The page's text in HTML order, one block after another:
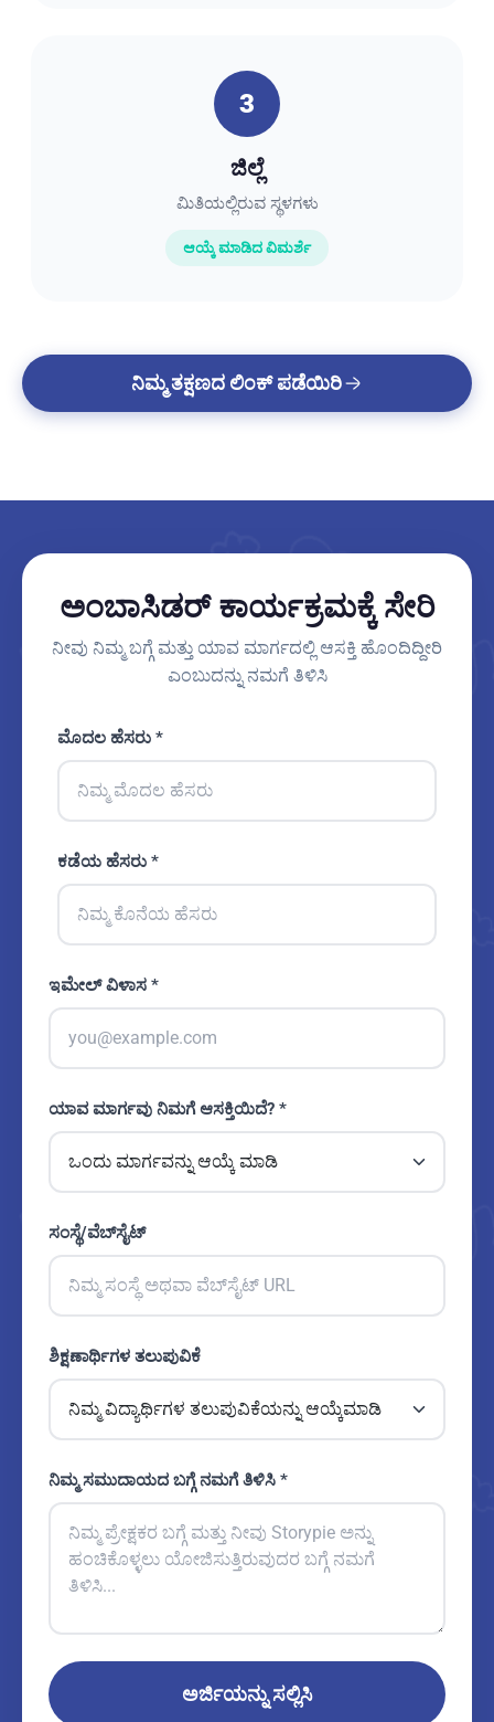
3
ಜಿಲ್ಲೆ
ಮಿತಿಯಲ್ಲಿರುವ ಸ್ಥಳಗಳು
ಆಯ್ಕೆ ಮಾಡಿದ ವಿಮರ್ಶೆ
ನಿಮ್ಮ ತಕ್ಷಣದ ಲಿಂಕ್ ಪಡೆಯಿರಿ
ಅಂಬಾಸಿಡರ್ ಕಾರ್ಯಕ್ರಮಕ್ಕೆ ಸೇರಿ
ನೀವು ನಿಮ್ಮ ಬಗ್ಗೆ ಮತ್ತು ಯಾವ ಮಾರ್ಗದಲ್ಲಿ ಆಸಕ್ತಿ ಹೊಂದಿದ್ದೀರಿ
ಎಂಬುದನ್ನು ನಮಗೆ ತಿಳಿಸಿ
ಮೊದಲ ಹೆಸರು *
ಕಡೆಯ ಹೆಸರು *
ಇಮೇಲ್ ವಿಳಾಸ *
ಯಾವ ಮಾರ್ಗವು ನಿಮಗೆ ಆಸಕ್ತಿಯಿದೆ? *
ಸಂಸ್ಥೆ/ವೆಬ್‌ಸೈಟ್
ಶಿಕ್ಷಣಾರ್ಥಿಗಳ ತಲುಪುವಿಕೆ
ನಿಮ್ಮ ಸಮುದಾಯದ ಬಗ್ಗೆ ನಮಗೆ ತಿಳಿಸಿ *
ಅರ್ಜಿಯನ್ನು ಸಲ್ಲಿಸಿ